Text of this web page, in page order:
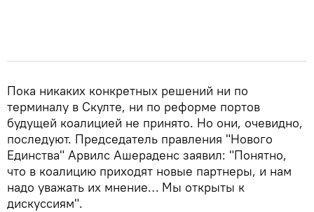
Пока никаких конкретных решений ни по
терминалу в Скулте, ни по реформе портов
будущей коалицией не принято. Но они, очевидно,
последуют. Председатель правления "Нового
Единства" Арвилс Ашераденс заявил: "Понятно,
что в коалицию приходят новые партнеры, и нам
надо уважать их мнение… Мы открыты к
дискуссиям".